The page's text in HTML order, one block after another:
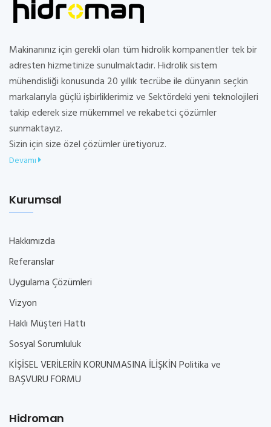
Makinanınız için gerekli olan tüm hidrolik kompanentler tek bir
adresten hizmetinize sunulmaktadır. Hidrolik sistem
mühendisliği konusunda 20 yıllık tecrübe ile dünyanın seçkin
markalarıyla güçlü işbirliklerimiz ve Sektördeki yeni teknolojileri
takip ederek size mükemmel ve rekabetci çözümler
sunmaktayız.
Sizin için size özel çözümler üretiyoruz.
Devamı
Kurumsal
Hakkımızda
Referanslar
Uygulama Çözümleri
Vizyon
Haklı Müşteri Hattı
Sosyal Sorumluluk
KİŞİSEL VERİLERİN KORUNMASINA İLİŞKİN Politika ve
BAŞVURU FORMU
Hidroman